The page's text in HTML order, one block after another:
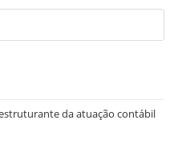
da atuação contábil